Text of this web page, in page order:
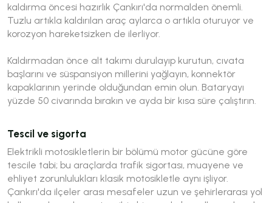
kaldırma öncesi hazırlık Çankırı'da normalden önemli.
Tuzlu artıkla kaldırılan araç aylarca o artıkla oturuyor ve
korozyon hareketsizken de ilerliyor.
Kaldırmadan önce alt takımı durulayıp kurutun, cıvata
başlarını ve süspansiyon millerini yağlayın, konnektör
kapaklarının yerinde olduğundan emin olun. Bataryayı
yüzde 50 civarında bırakın ve ayda bir kısa süre çalıştırın.
Tescil ve sigorta
Elektrikli motosikletlerin bir bölümü motor gücüne göre
tescile tabi; bu araçlarda trafik sigortası, muayene ve
ehliyet zorunlulukları klasik motosikletle aynı işliyor.
Çankırı'da ilçeler arası mesafeler uzun ve şehirlerarası yol